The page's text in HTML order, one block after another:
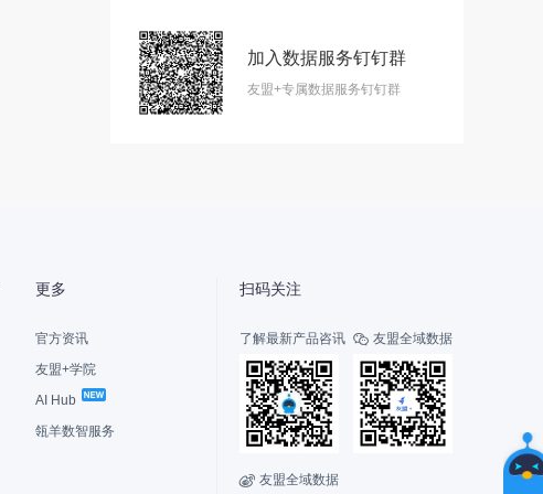
加入数据服务钉钉群
友盟+专属数据服务钉钉群
扫码关注
了解最新产品咨讯  友盟全域数据
 友盟全域数据
更多
官方资讯
友盟+学院
AI Hub
瓴羊数智服务
您
的